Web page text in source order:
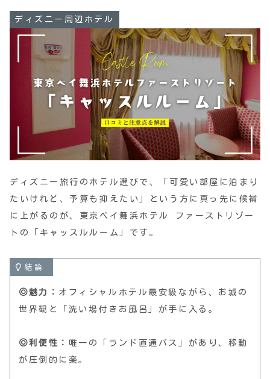
ディズニー周辺ホテル
ディズニー旅行のホテル選びで、「可愛い部屋に泊まり
たいけれど、予算も抑えたい」という方に真っ先に候補
に上がるのが、東京ベイ舞浜ホテル ファーストリゾー
トの「キャッスルルーム」です。
結論
◎魅力： オフィシャルホテル最安級ながら、お城の
世界観と「洗い場付きお風呂」が手に入る。
◎利便性： 唯一の「ランド直通バス」があり、移動
が圧倒的に楽。